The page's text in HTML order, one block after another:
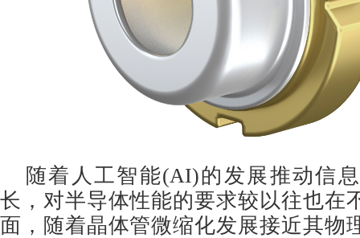
随着人工智能(AI)的发展推动信
长，对半导体性能的要求较以往也在
面，随着晶体管微缩化发展接近其物